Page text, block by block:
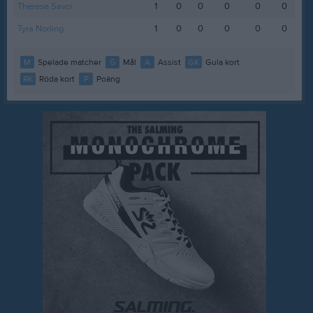
Therese Savci
1 0 0 0 0
0
Tyra Norling
1 0 0 0 0 0
M Spelade matcher G Mål A Assist GK
Gula kort
RK
Röda kort P Poäng